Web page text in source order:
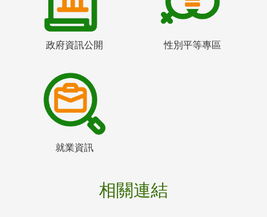
政府資訊公開 性別平等專區
就業資訊
相關連結